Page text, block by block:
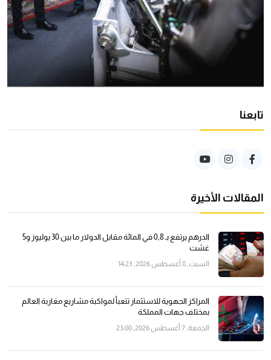
تابعنا
المقالات الأخيرة
الدرهم يرتفع بـ 0,8 في المائة مقابل الدولار ما بين 30 يوليوز و5
غشت
السبت, 8 أغسطس 2026, 14:23
المراكز الجهوية للاستثمار تتعبأ لمواكبة مشاريع مغاربة العالم
بمختلف جهات المملكة
الجمعة, 7 أغسطس 2026, 23:00